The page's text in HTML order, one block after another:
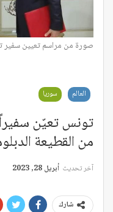
صورة من مراسم تعيين سفير
العالم سوريا
من القطيعة
آخر تحديث أبريل 28, 2023
شارك